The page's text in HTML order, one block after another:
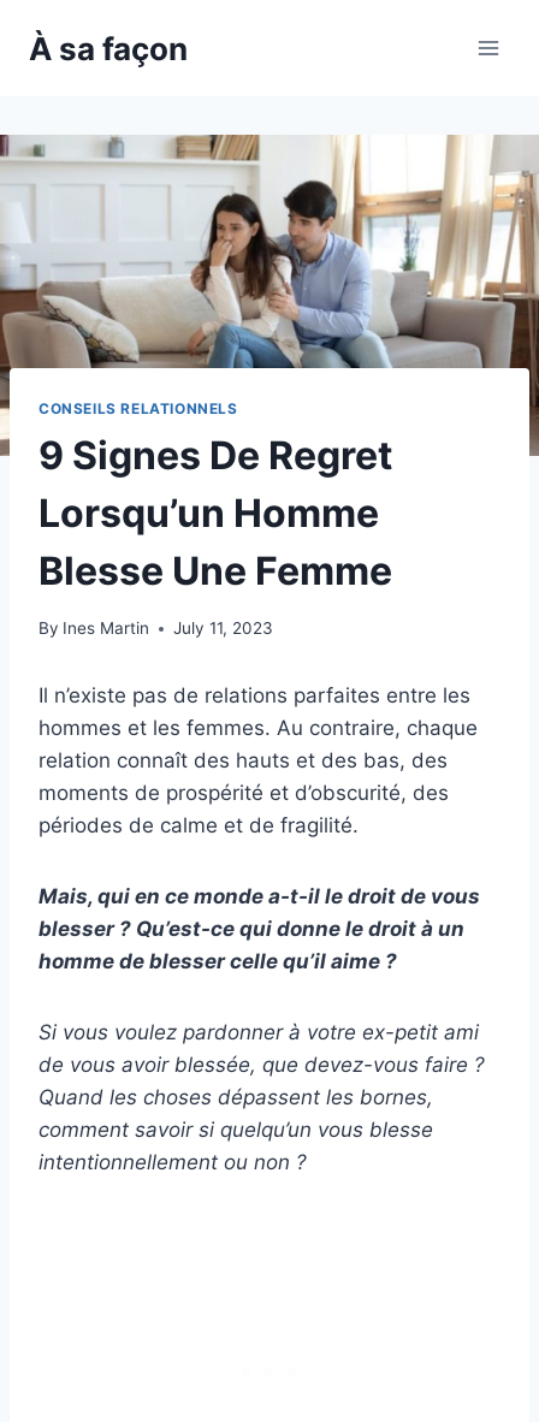
À sa façon
CONSEILS RELATIONNELS
9 Signes De Regret
Lorsqu’un Homme
Blesse Une Femme
By Ines Martin July 11, 2023
Il n’existe pas de relations parfaites entre les
hommes et les femmes. Au contraire, chaque
relation connaît des hauts et des bas, des
moments de prospérité et d’obscurité, des
périodes de calme et de fragilité.
Mais, qui en ce monde a-t-il le droit de vous
blesser ? Qu’est-ce qui donne le droit à un
homme de blesser celle qu’il aime ?
Si vous voulez pardonner à votre ex-petit ami
de vous avoir blessée, que devez-vous faire ?
Quand les choses dépassent les bornes,
comment savoir si quelqu’un vous blesse
intentionnellement ou non ?